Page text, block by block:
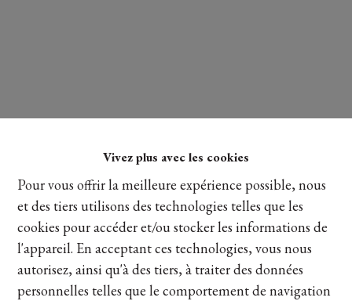
Vivez plus avec les cookies
Pour vous offrir la meilleure expérience possible, nous
et des tiers utilisons des technologies telles que les
cookies pour accéder et/ou stocker les informations de
l'appareil. En acceptant ces technologies, vous nous
autorisez, ainsi qu'à des tiers, à traiter des données
personnelles telles que le comportement de navigation
Lire plus
Partager